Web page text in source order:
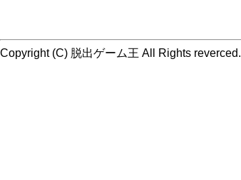
Copyright (C) 脱出ゲーム王 All Rights reverced.